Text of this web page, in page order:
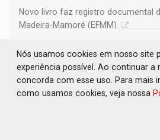
Novo livro faz registro documental
Madeira-Mamoré (EFMM)
Nós usamos cookies em nosso site
experiência possível. Ao continuar a
concorda com esse uso. Para mais
como usamos cookies, veja nossa